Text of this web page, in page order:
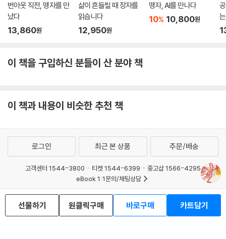
번아웃 직전, 맹자를 만
났다
13,860원
삶이 흔들릴 때 장자를
읽습니다
12,950원
맹자, AI를 만나다
10% 10,800원
이 책을 구입하신 분들이 산 분야 책
이 책과 내용이 비슷한 추천 책
선물하기 원클릭구매 바로구매 카트담기
로그인 최근 본 상품 주문/배송
고객센터 1544-3800 티켓 1544-6399
중고샵 1566-4295
eBook 1:1문의/채팅상담
예스이십사(주) 사업자 정보
이용약관
개인정보처리방침
청소년보호정책
PC버전
회사소개
거래처관계자께